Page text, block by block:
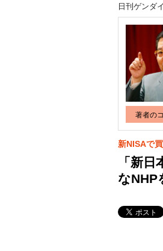
日刊ゲンダ
著者の
新NISAで
「新
なNHP